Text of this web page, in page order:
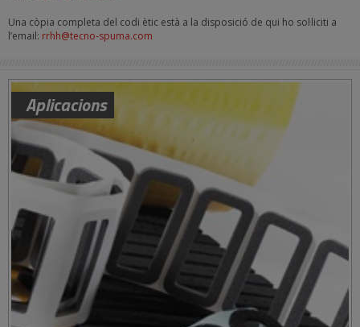
Una còpia completa del codi ètic està a la disposició de qui ho sol·liciti a
l’email: rrhh@tecno-spuma.com
Aplicacions